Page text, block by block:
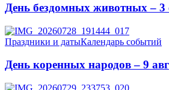
День бездомных животных – 3
Праздники и датыКалендарь событий
День коренных народов – 9